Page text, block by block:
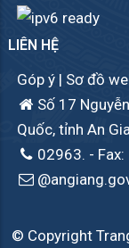
LIÊN HỆ
Góp ý | Sơ đồ
Số 17
Quốc, tỉnh An
02963. - Fax:
© Copyright